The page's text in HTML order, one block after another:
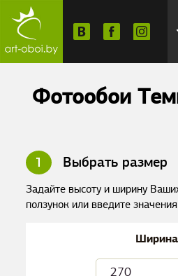
Фотообои
1 Выбрать размер
Задайте высоту и ширину
ползунок или введите
Ширина